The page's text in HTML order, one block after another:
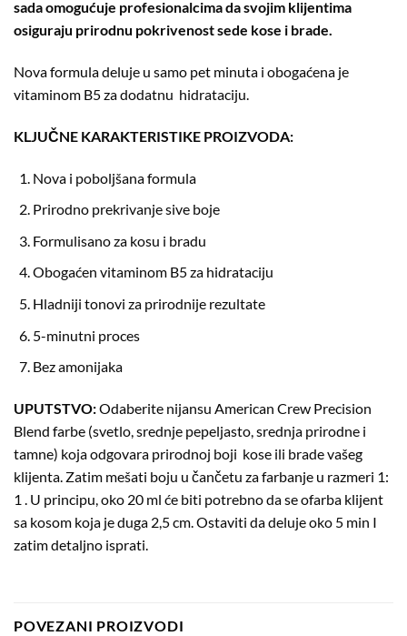
sada omogućuje profesionalcima da svojim klijentima
osiguraju prirodnu pokrivenost sede kose i brade.
Nova formula deluje u samo pet minuta i obogaćena je
vitaminom B5 za dodatnu hidrataciju.
KLJUČNE KARAKTERISTIKE PROIZVODA:
Nova i poboljšana formula
Prirodno prekrivanje sive boje
Formulisano za kosu i bradu
Obogaćen vitaminom B5 za hidrataciju
Hladniji tonovi za prirodnije rezultate
5-minutni proces
Bez amonijaka
UPUTSTVO:Odaberite nijansu American Crew Precision
Blend farbe (svetlo, srednje pepeljasto, srednja prirodne i
tamne) koja odgovara prirodnoj boji kose ili brade vašeg
klijenta. Zatim mešati boju u čančetu za farbanje u razmeri 1:
1 . U principu, oko 20 ml će biti potrebno da se ofarba klijent
sa kosom koja je duga 2,5 cm. Ostaviti da deluje oko 5 min I
zatim detaljno isprati.
POVEZANI PROIZVODI